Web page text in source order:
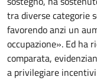
tra diverse categorie
favorendo anzi un
occupazione». Ed ha
comparata,
a privilegiare